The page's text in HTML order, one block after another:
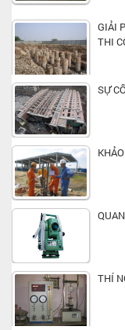
GIẢI
THI
SỰ
THÍ